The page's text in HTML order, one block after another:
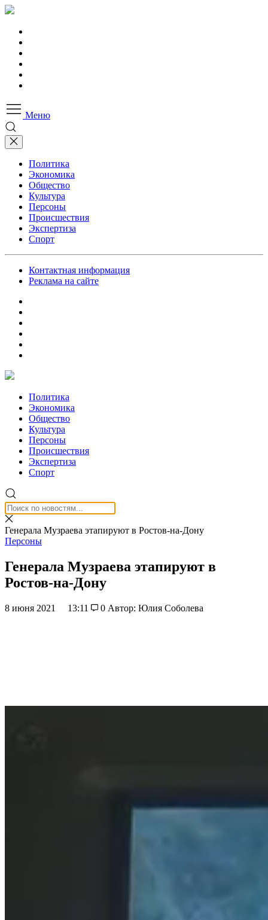
Меню
Политика
Экономика
Общество
Культура
Персоны
Происшествия
Экспертиза
Спорт
Контактная информация
Реклама на сайте
Политика
Экономика
Общество
Культура
Персоны
Происшествия
Экспертиза
Спорт
Генерала Музраева этапируют в Ростов-на-Дону
Персоны
Генерала Музраева этапируют в
Ростов-на-Дону
8 июня 2021 13:11 0 Автор: Юлия Соболева